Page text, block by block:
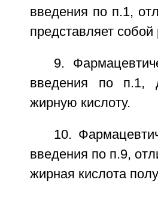
введения по п.1,
представляет
9.
введения по п.1,
жирную кислоту.
10.
введения по п.9,
жирная кислота